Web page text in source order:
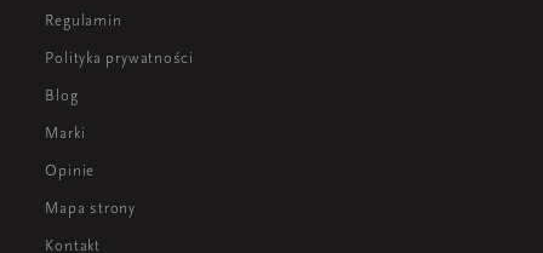
Regulamin
Polityka prywatności
Blog
Marki
Opinie
Mapa strony
Kontakt